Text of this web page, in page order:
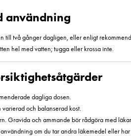
användning
till två gånger dagligen, eller enligt
hel med vatten; tugga eller krossa inte.
dagliga dosen.
varierad och balanserad kost.
Gravida och ammande bör rådgöra med
om du tar andra läkemedel eller